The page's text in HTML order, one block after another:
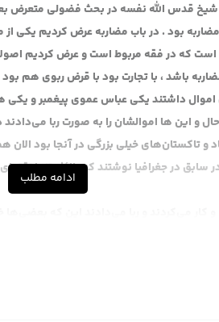
شیخ قدس الله نفسه در بحث فضولی متعرض
مضاربه بود . در باب مضاربه عرض کردیم یکی
که در فقه مربوط است و عرض کردیم
باشد ، با تجارت بود با قرض ربوی هم بود
داشتند یکی عباس عموی پیغمبر و یکی
و این ها اموالشان را به صورت ربا
و تاکستان‌های خیلی بزرگی در آنجا بود
سابق در جغرافیا نوشتند که طائف تنها
حدیث پیغمبر را نوشته یعنی مهمترین
چند جور جمع کردند و مرد خوب فاضلی است
ادامه مطلب